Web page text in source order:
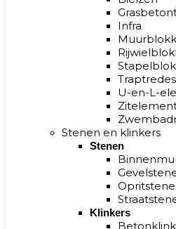
Infra
Traptredes
U-en-L-
Stenen en klinkers
Stenen
Klinkers